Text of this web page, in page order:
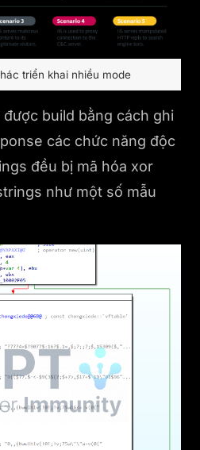
triển khai nhiều mode
build bằng cách ghi
các chức năng độc
đều bị mã hóa xor
như một số mẫu